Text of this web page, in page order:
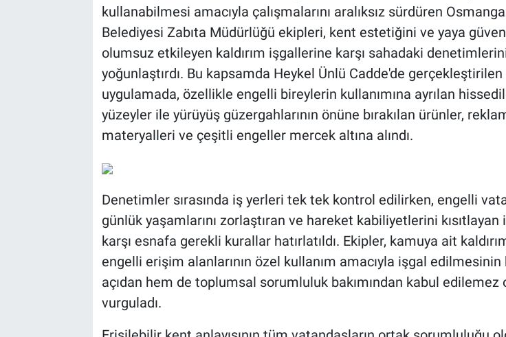
kullanabilmesi amacıyla çalışmalarını aralıksız sürdüren
Belediyesi Zabıta Müdürlüğü ekipleri, kent estetiğini ve yaya
olumsuz etkileyen kaldırım işgallerine karşı sahadaki
yoğunlaştırdı. Bu kapsamda Heykel Ünlü Cadde'de gerçekleştirilen
uygulamada, özellikle engelli bireylerin kullanımına ayrılan
yüzeyler ile yürüyüş güzergahlarının önüne bırakılan ürünler,
materyalleri ve çeşitli engeller mercek altına alındı.
Denetimler sırasında iş yerleri tek tek kontrol edilirken, engelli
günlük yaşamlarını zorlaştıran ve hareket kabiliyetlerini kısıtlayan
karşı esnafa gerekli kurallar hatırlatıldı. Ekipler, kamuya ait
engelli erişim alanlarının özel kullanım amacıyla işgal
açıdan hem de toplumsal sorumluluk bakımından kabul edilemez
vurguladı.